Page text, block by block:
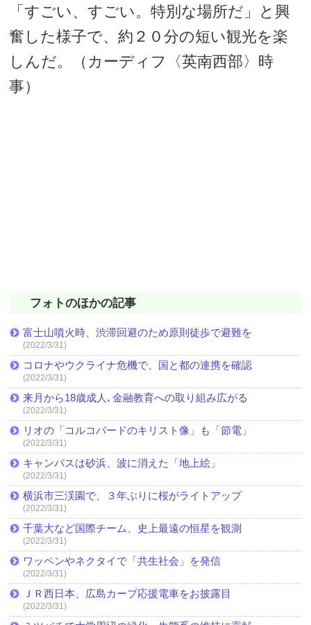
「すごい、すごい。特別な場所だ」と興
奮した様子で、約２０分の短い観光を楽
しんだ。（カーディフ〈英南西部〉時
事）
フォトのほかの記事
富士山噴火時、渋滞回避のため原則徒歩で避難を
(2022/3/31)
コロナやウクライナ危機で、国と都の連携を確認
(2022/3/31)
来月から18歳成人､金融教育への取り組み広がる
(2022/3/31)
リオの「コルコバードのキリスト像」も「節電」
(2022/3/31)
キャンバスは砂浜、波に消えた「地上絵」
(2022/3/31)
横浜市三渓園で、３年ぶりに桜がライトアップ
(2022/3/31)
千葉大など国際チーム、史上最遠の恒星を観測
(2022/3/31)
ワッペンやネクタイで「共生社会」を発信
(2022/3/31)
ＪＲ西日本、広島カープ応援電車をお披露目
(2022/3/31)